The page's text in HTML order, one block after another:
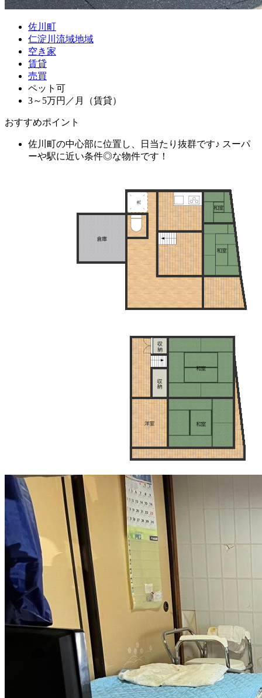
佐川町
仁淀川流域地域
空き家
賃貸
売買
ペット可
3～5万円／月（賃貸）
おすすめポイント
佐川町の中心部に位置し、日当たり抜群です♪ スーパ
ーや駅に近い条件◎な物件です！